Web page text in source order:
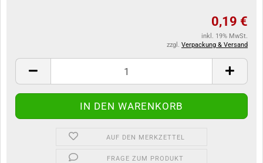
0,19 €
inkl. 19% MwSt.
zzgl. Verpackung & Versand
AUF DEN MERKZETTEL
FRAGE ZUM PRODUKT